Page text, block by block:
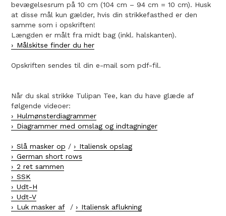
bevægelsesrum på 10 cm (104 cm – 94 cm = 10 cm). Husk
at disse mål kun gælder, hvis din strikkefasthed er den
samme som i opskriften!
Længden er målt fra midt bag (inkl. halskanten).
Målskitse finder du her
Opskriften sendes til din e-mail som pdf-fil.
Når du skal strikke Tulipan Tee, kan du have glæde af
følgende videoer:
Hulmønsterdiagrammer
Diagrammer med omslag og indtagninger
Slå masker op /
Italiensk opslag
German short rows
2 ret sammen
SSK
Udt-H
Udt-V
Luk masker af / Italiensk aflukning